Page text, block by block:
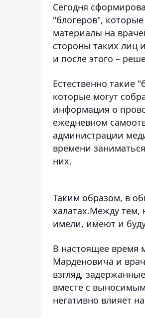
Сегодня
"блогеров",
материалы на
стороны таких лиц
и после этого –
Естественно такие
которые могут
информация о
ежедневном
администрации
времени
них.
Таким образом, в
халатах.Между
имели, имеют и
В настоящее время
Марденовича и
взгляд,
вместе с
негативно влияет